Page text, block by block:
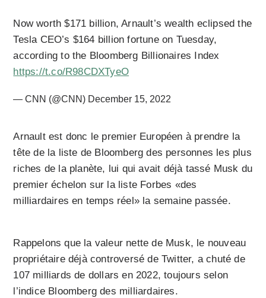
Now worth $171 billion, Arnault’s wealth eclipsed the
Tesla CEO’s $164 billion fortune on Tuesday,
according to the Bloomberg Billionaires Index
https://t.co/R98CDXTyeO
— CNN (@CNN) December 15, 2022
Arnault est donc le premier Européen à prendre la
tête de la liste de Bloomberg des personnes les plus
riches de la planète, lui qui avait déjà tassé Musk du
premier échelon sur la liste Forbes «des
milliardaires en temps réel» la semaine passée.
Rappelons que la valeur nette de Musk, le nouveau
propriétaire déjà controversé de Twitter, a chuté de
107 milliards de dollars en 2022, toujours selon
l’indice Bloomberg des milliardaires.